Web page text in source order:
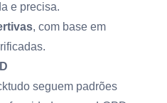
e precisa.
, com base em
seguem padrões